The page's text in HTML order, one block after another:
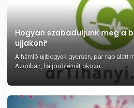
Hogyan szabaduljunk meg a
ujjakon?
A hámló ujjbegyek gyorsan, pár nap alatt
Azonban, ha problémát okozn...